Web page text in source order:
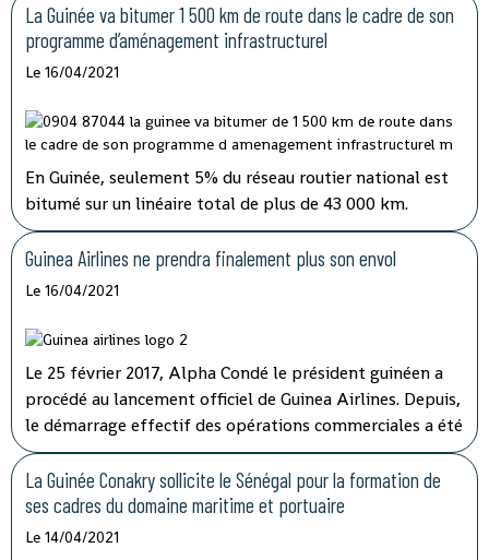
préjudice causé aux transporteurs et aux usagers de la
route est important.
La Guinée va bitumer 1 500 km de route dans le cadre de son
programme d’aménagement infrastructurel
Le 16/04/2021
En Guinée, seulement 5% du réseau routier national est
bitumé sur un linéaire total de plus de 43 000 km.
Jusqu’ici, les fonds alloués à l’entretien routier sont
insuffisants alors que plusieurs axes vitaux du pays sont
dans un état critique.
Guinea Airlines ne prendra finalement plus son envol
Le 16/04/2021
Le 25 février 2017, Alpha Condé le président guinéen a
procédé au lancement officiel de Guinea Airlines. Depuis,
le démarrage effectif des opérations commerciales a été
reporté à plusieurs reprises. Le sort de la compagnie a
finalement été tranché par l'Etat qui détenait 20% des
parts.
La Guinée Conakry sollicite le Sénégal pour la formation de
ses cadres du domaine maritime et portuaire
Le 14/04/2021